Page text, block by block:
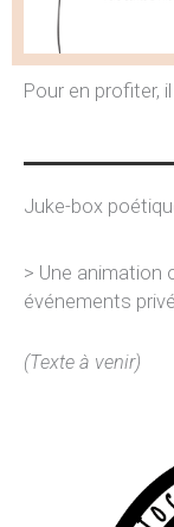
Pour en profiter,
Juke-box
> Une animation
événements
(Texte à venir)